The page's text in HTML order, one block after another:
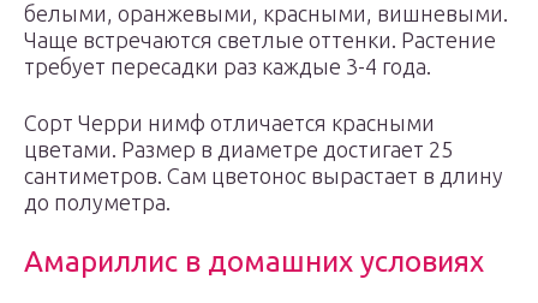
белыми, оранжевыми, красными, вишневыми.
Чаще встречаются светлые оттенки. Растение
требует пересадки раз каждые 3-4 года.
Сорт Черри нимф отличается красными
цветами. Размер в диаметре достигает 25
сантиметров. Сам цветонос вырастает в длину
до полуметра.
Амариллис в домашних условиях